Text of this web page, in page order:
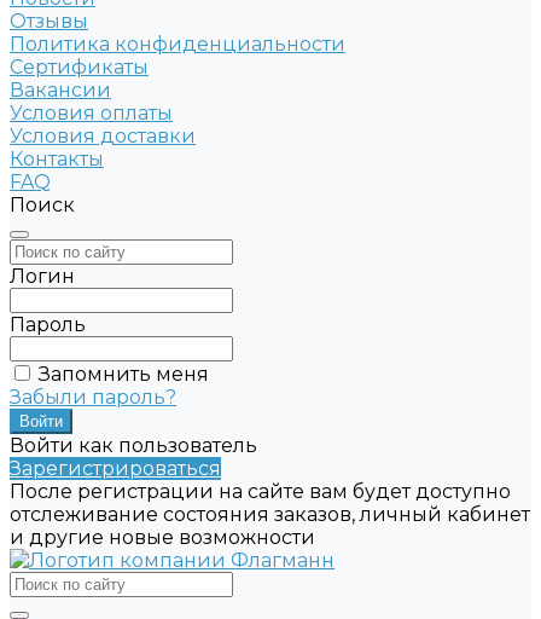
Отзывы
Политика конфиденциальности
Сертификаты
Вакансии
Условия оплаты
Условия доставки
Контакты
FAQ
Поиск
Логин
Пароль
Запомнить меня
Забыли пароль?
Войти как пользователь
Зарегистрироваться
После регистрации на сайте вам будет доступно
отслеживание состояния заказов, личный кабинет
и другие новые возможности